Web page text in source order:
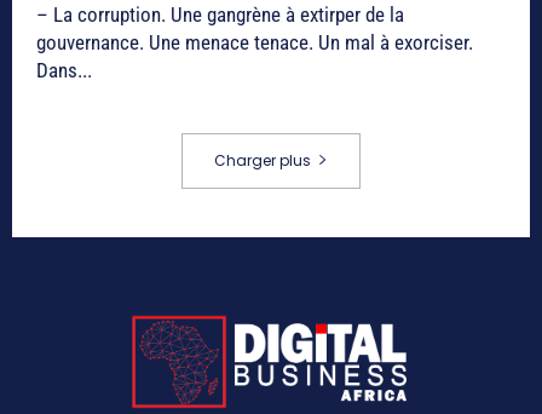
– La corruption. Une gangrène à extirper de la
gouvernance. Une menace tenace. Un mal à exorciser.
Dans...
Charger plus